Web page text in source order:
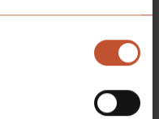
uitstoot (scope
over te